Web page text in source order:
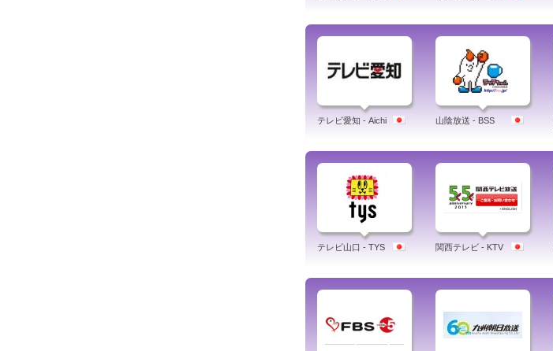
テレビ愛知 - Aichi 山陰放送 - BSS
テレビ山口 - TYS 関西テレビ - KTV